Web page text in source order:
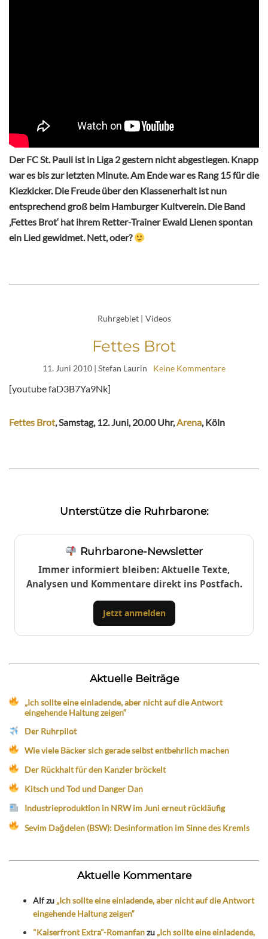
Der FC St. Pauli ist in Liga 2 gestern nicht abgestiegen. Knapp
war es bis zur letzten Minute. Am Ende war es Rang 15 für die
Kiezkicker. Die Freude über den Klassenerhalt ist nun
entsprechend groß beim Hamburger Kultverein. Die Band
‚Fettes Brot‘ hat ihrem Retter-Trainer Ewald Lienen spontan
ein Lied gewidmet. Nett, oder?
Ruhrgebiet | Videos
Fettes Brot
11. Juni 2010 | Stefan Laurin Keine Kommentare
[youtube faD3B7Ya9Nk]
Fettes Brot, Samstag, 12. Juni, 20.00 Uhr,Arena, Köln
Unterstütze die Ruhrbarone:
Ruhrbarone-Newsletter
Immer informiert bleiben: Aktuelle Texte,
Analysen und Kommentare direkt ins Postfach.
Jetzt anmelden
Aktuelle Beiträge
„Ich sollte eine einladende, aber nicht auf die Antwort
eingehende Haltung zeigen“
Der Ruhrpilot
Wie viele Bäcker sich gerade selbst entbehrlich machen
Der Rückhalt für den Kanzler bröckelt
Kitsch und Tod und Danger Dan
Industrieproduktion in NRW im Juni erneut rückläufig
Sevim Dağdelen (BSW): Desinformation im Sinne des Kremls
Aktuelle Kommentare
Alfzu „Ich sollte eine einladende, aber nicht auf die Antwort
eingehende Haltung zeigen“
"Kaiserfront Extra"-Romanfanzu „Ich sollte eine einladende,